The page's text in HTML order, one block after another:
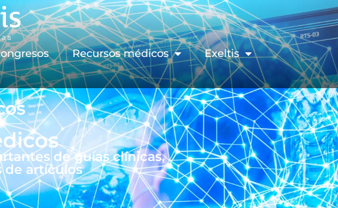
Recursos médicos Exeltis
de guías clínicas,
de artículos